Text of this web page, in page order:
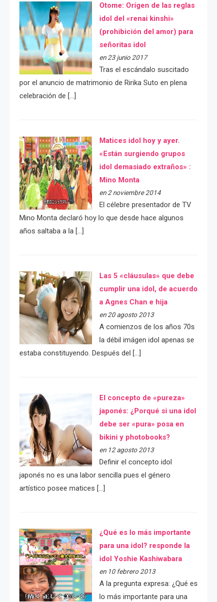
Otome: Orígen de las reglas
idol del «renai kinshi»
(prohibición del amor) para
señoritas idol
en 23 junio 2017
Tras el escándalo suscitado
por el anuncio de matrimonio de Ririka Suto en plena
celebración de […]
Matices idol hoy y ayer.
«Están surgiendo grupos
idol demasiado extraños» :
Mino Monta
en 2 noviembre 2014
El célebre presentador de TV
Mino Monta declaró hoy lo que desde hace algunos
años saltaba a la […]
Las 5 «cláusulas» que debe
cumplir una idol, de acuerdo
a Agnes Chan e hija
en 20 agosto 2013
A comienzos de los años 70s
la débil imágen idol apenas se
estaba constituyendo. Después del […]
El concepto de «pureza»
japonés: ¿Porqué si una idol
debe ser «pura» posa en
bikini y photobooks?
en 12 agosto 2013
Definir el concepto idol
japonés no es una labor sencilla pues el género
artístico posee matices […]
¿Qué es lo más importante
para una idol? responde la
idol Yoshie Kashiwabara
en 10 febrero 2013
A la pregunta expresa: ¿Qué es
lo más importante para una